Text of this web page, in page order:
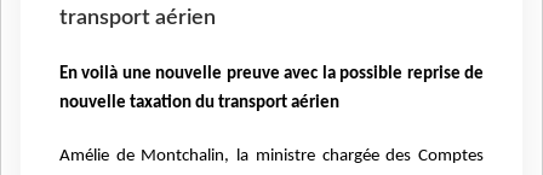
transport aérien
En voilà une nouvelle preuve avec la possible reprise de
nouvelle taxation du transport aérien
Amélie de Montchalin, la ministre chargée des Comptes